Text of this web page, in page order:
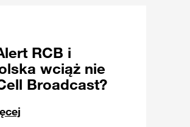
RCB i
wciąż nie
Broadcast?